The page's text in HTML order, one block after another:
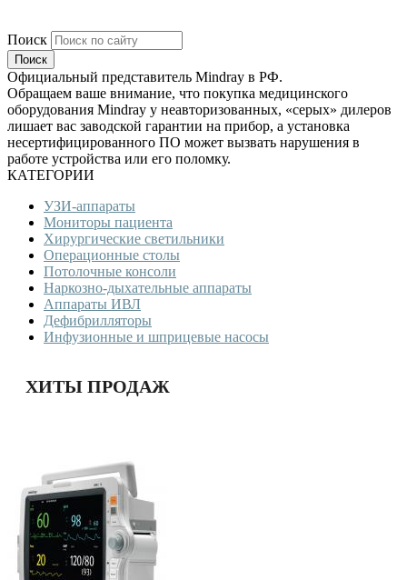
Поиск
Официальный представитель Mindray в РФ.
Обращаем ваше внимание, что покупка медицинского
оборудования Mindray у неавторизованных, «серых» дилеров
лишает вас заводской гарантии на прибор, а установка
несертифицированного ПО может вызвать нарушения в
работе устройства или его поломку.
КАТЕГОРИИ
УЗИ-аппараты
Мониторы пациента
Хирургические светильники
Операционные столы
Потолочные консоли
Наркозно-дыхательные аппараты
Аппараты ИВЛ
Дефибрилляторы
Инфузионные и шприцевые насосы
ХИТЫ ПРОДАЖ